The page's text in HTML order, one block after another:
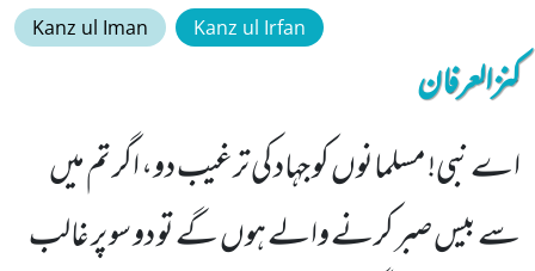
Kanz ul Iman Kanz ul Irfan
کنزالعرفان
اے نبی! مسلمانوں کو جہاد کی ترغیب دو، اگر تم میں
سے بیس صبر کرنے والے ہوں گے تو دو سو پر غالب